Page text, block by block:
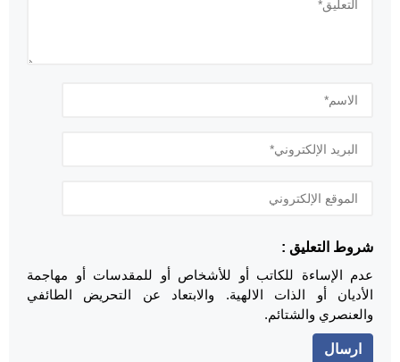
شروط التعليق :
عدم الإساءة للكاتب أو للأشخاص أو للمقدسات أو مهاجمة
الأديان أو الذات الالهية. والابتعاد عن التحريض الطائفي
والعنصري والشتائم.